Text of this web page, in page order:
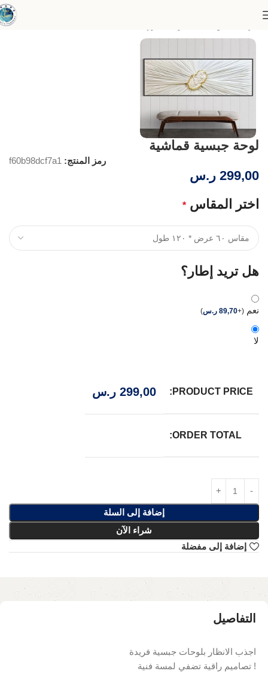
لوحة جبسية قماشية
رمز المنتج: f60b98dcf7a1
299,00 ر.س
اختر المقاس *
هل تريد إطار؟
نعم (
+
89,70 ر.س)
لا
PRODUCT PRICE:
299,00 ر.س
ORDER TOTAL:
إضافة إلى السلة
شراء الآن
إضافة إلى مفضلة
التفاصيل
اجذب الانظار بلوحات جبسية فريدة
! تصاميم راقية تضفي لمسة فنية